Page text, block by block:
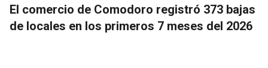
El comercio de Comodoro registró 373 bajas
de locales en los primeros 7 meses del 2026